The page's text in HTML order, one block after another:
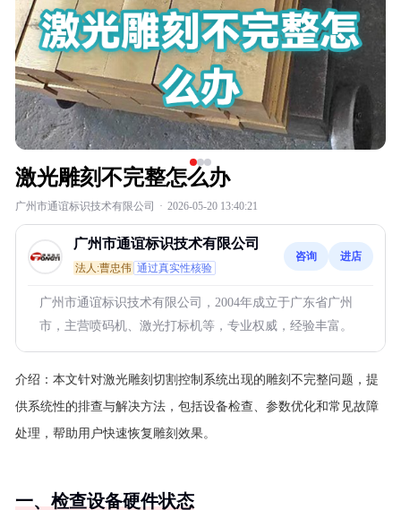
激光雕刻不完整怎么办
广州市通谊标识技术有限公司 · 2026-05-20 13:40:21
广州市通谊标识技术有限公司
法人:曹忠伟 通过真实性核验
咨询 进店
广州市通谊标识技术有限公司，2004年成立于广东省广州
市，主营喷码机、激光打标机等，专业权威，经验丰富。
介绍： 本文针对激光雕刻切割控制系统出现的雕刻不完整问题，提
供系统性的排查与解决方法，包括设备检查、参数优化和常见故障
处理，帮助用户快速恢复雕刻效果。
一、检查设备硬件状态